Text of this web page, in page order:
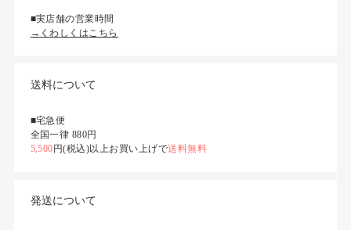
■実店舗の営業時間
→くわしくはこちら
送料について
■宅急便
全国一律 880円
5,500 円(税込)以上お買い上げで送料無料
発送について